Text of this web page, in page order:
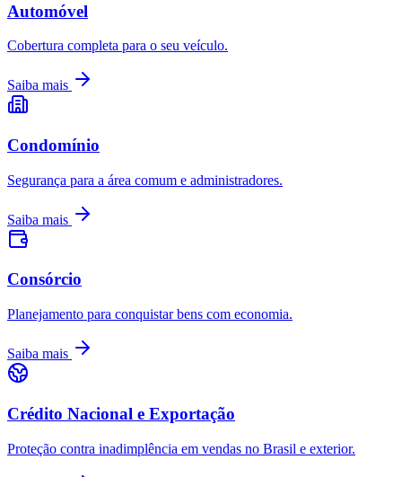
Automóvel
Cobertura completa para o seu veículo.
Saiba mais
Condomínio
Segurança para a área comum e administradores.
Saiba mais
Consórcio
Planejamento para conquistar bens com economia.
Saiba mais
Crédito Nacional e Exportação
Proteção contra inadimplência em vendas no Brasil e exterior.